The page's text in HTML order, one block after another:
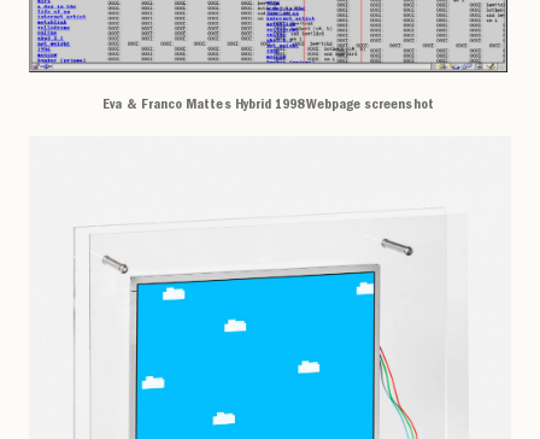
Eva & Franco Mattes Hybrid 1998 Webpage screenshot